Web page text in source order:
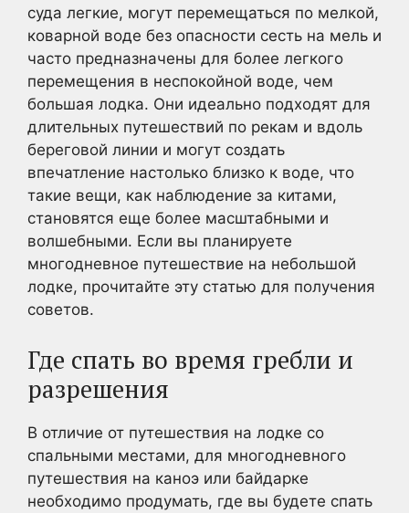
суда легкие, могут перемещаться по мелкой,
коварной воде без опасности сесть на мель и
часто предназначены для более легкого
перемещения в неспокойной воде, чем
большая лодка. Они идеально подходят для
длительных путешествий по рекам и вдоль
береговой линии и могут создать
впечатление настолько близко к воде, что
такие вещи, как наблюдение за китами,
становятся еще более масштабными и
волшебными. Если вы планируете
многодневное путешествие на небольшой
лодке, прочитайте эту статью для получения
советов.
Где спать во время гребли и
разрешения
В отличие от путешествия на лодке со
спальными местами, для многодневного
путешествия на каноэ или байдарке
необходимо продумать, где вы будете спать